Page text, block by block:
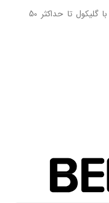
مورد استفاده : آب سرد و گرم، آب با گلیکول تا حداکثر 50